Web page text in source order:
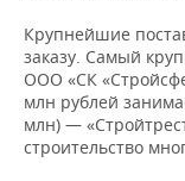
Крупнейшие
заказу. Самый
ООО «СК
млн рублей
млн) —
строительство